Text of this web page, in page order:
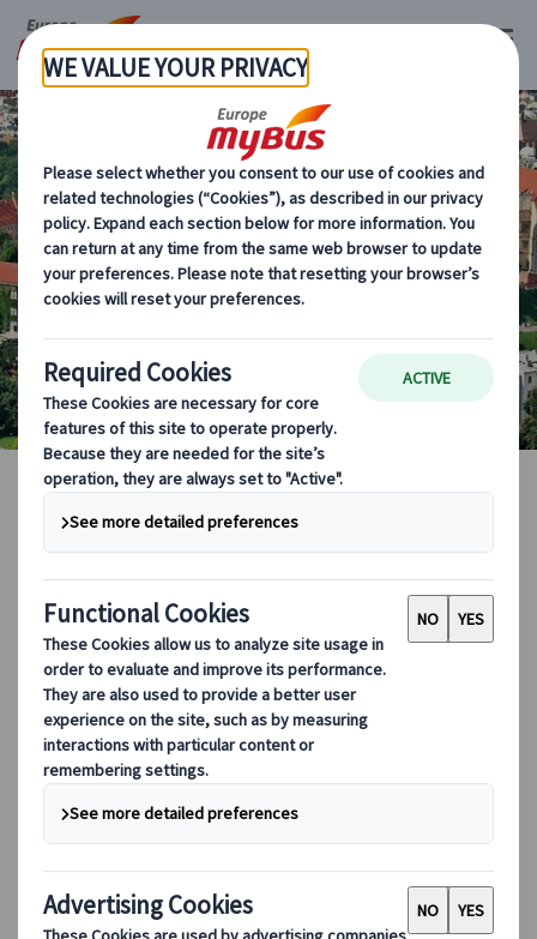
クラクフ
海外現地オプショナルツアー
マイバス・ヨーロッパ ポーランド (17) クラクフ (10)
カテゴリーから探す
必見！世界遺産：クラクフと郊外、人類の「負
の世界遺産」アウシュビッツ
クラクフと郊外の世界遺産